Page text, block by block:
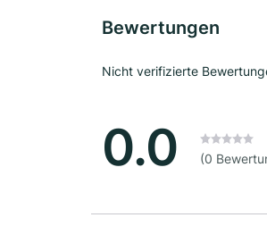
Bewertungen
Nicht verifizierte
0.0 (0